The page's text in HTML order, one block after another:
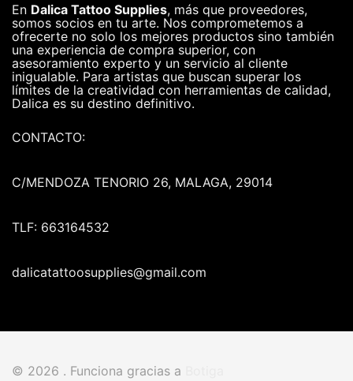
En Dalica Tattoo Supplies, más que proveedores,
somos socios en tu arte. Nos comprometemos a
ofrecerte no solo los mejores productos sino también
una experiencia de compra superior, con
asesoramiento experto y un servicio al cliente
inigualable. Para artistas que buscan superar los
límites de la creatividad con herramientas de calidad,
Dalica es su destino definitivo.
CONTACTO:
C/MENDOZA TENORIO 26, MALAGA, 29014
TLF: 663164532
dalicatattoosupplies@gmail.com
© 2026 . Funciona gracias a